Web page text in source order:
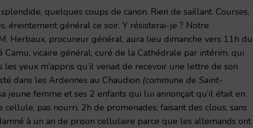
quelques coups de canon. Rien de saillant. Courses,
éreintement général ce soir. Y résisterai-je ? Notre
Herbaux, procureur général, aura lieu dimanche vers 11h du
Camu, vicaire général, curé de la Cathédrale par intérim, qui
les yeux m’appris qu’il venait de recevoir une lettre de son
dans les Ardennes au Chaudion (commune de Saint-
jeune femme et ses 2 enfants qui lui annonçait qu’il était en
cellule, pas nourri, 2h de promenades, faisant des clous, sans
à un an de prison cellulaire parce que les allemands ont